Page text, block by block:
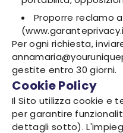
Proporre reclamo
Per ogni richiesta,
gestite entro 30 giorni.
Cookie Policy
Il Sito utilizza cookie e
per garantire
dettagli sotto).